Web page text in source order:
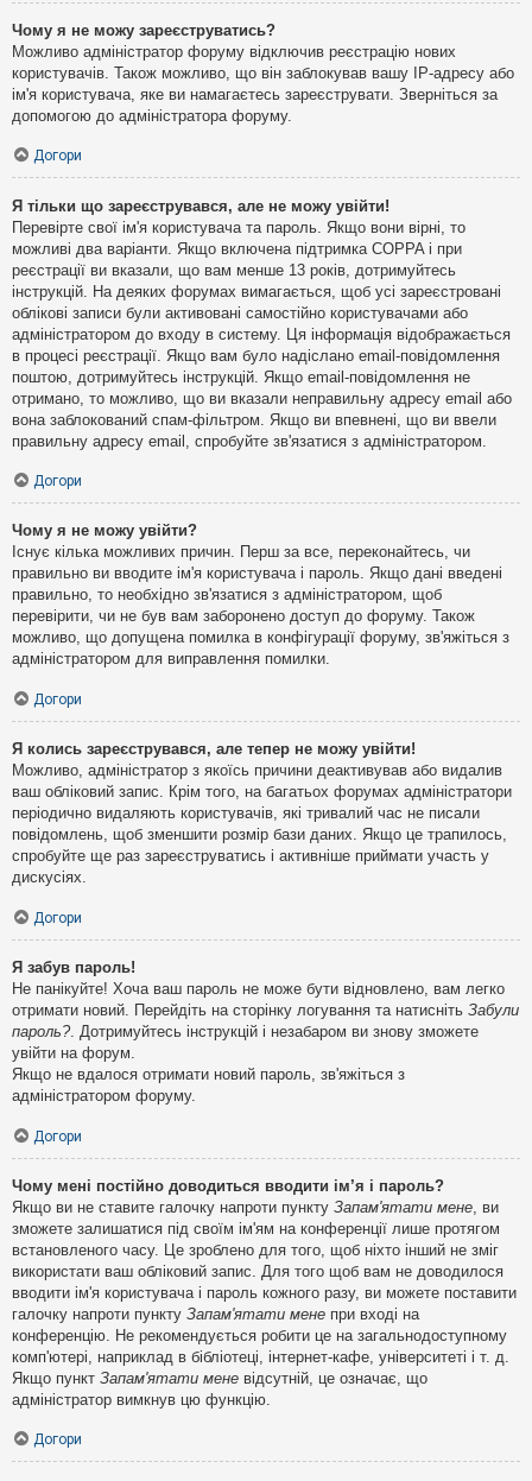
Чому я не можу зареєструватись?
Можливо адміністратор форуму відключив реєстрацію нових
користувачів. Також можливо, що він заблокував вашу IP-адресу або
ім'я користувача, яке ви намагаєтесь зареєструвати. Зверніться за
допомогою до адміністратора форуму.
Догори
Я тільки що зареєструвався, але не можу увійти!
Перевірте свої ім'я користувача та пароль. Якщо вони вірні, то
можливі два варіанти. Якщо включена підтримка COPPA і при
реєстрації ви вказали, що вам менше 13 років, дотримуйтесь
інструкцій. На деяких форумах вимагається, щоб усі зареєстровані
облікові записи були активовані самостійно користувачами або
адміністратором до входу в систему. Ця інформація відображається
в процесі реєстрації. Якщо вам було надіслано email-повідомлення
поштою, дотримуйтесь інструкцій. Якщо email-повідомлення не
отримано, то можливо, що ви вказали неправильну адресу email або
вона заблокований спам-фільтром. Якщо ви впевнені, що ви ввели
правильну адресу email, спробуйте зв'язатися з адміністратором.
Догори
Чому я не можу увійти?
Існує кілька можливих причин. Перш за все, переконайтесь, чи
правильно ви вводите ім'я користувача і пароль. Якщо дані введені
правильно, то необхідно зв'язатися з адміністратором, щоб
перевірити, чи не був вам заборонено доступ до форуму. Також
можливо, що допущена помилка в конфігурації форуму, зв'яжіться з
адміністратором для виправлення помилки.
Догори
Я колись зареєструвався, але тепер не можу увійти!
Можливо, адміністратор з якоїсь причини деактивував або видалив
ваш обліковий запис. Крім того, на багатьох форумах адміністратори
періодично видаляють користувачів, які тривалий час не писали
повідомлень, щоб зменшити розмір бази даних. Якщо це трапилось,
спробуйте ще раз зареєструватись і активніше приймати участь у
дискусіях.
Догори
Я забув пароль!
Не панікуйте! Хоча ваш пароль не може бути відновлено, вам легко
отримати новий. Перейдіть на сторінку логування та натисніть Забули
пароль?. Дотримуйтесь інструкцій і незабаром ви знову зможете
увійти на форум.
Якщо не вдалося отримати новий пароль, зв'яжіться з
адміністратором форуму.
Догори
Чому мені постійно доводиться вводити ім’я і пароль?
Якщо ви не ставите галочку напроти пункту Запам'ятати мене , ви
зможете залишатися під своїм ім'ям на конференції лише протягом
встановленого часу. Це зроблено для того, щоб ніхто інший не зміг
використати ваш обліковий запис. Для того щоб вам не доводилося
вводити ім'я користувача і пароль кожного разу, ви можете поставити
галочку напроти пункту Запам'ятати мене при вході на
конференцію. Не рекомендується робити це на загальнодоступному
комп'ютері, наприклад в бібліотеці, інтернет-кафе, університеті і т. д.
Якщо пункт Запам'ятати мене відсутній, це означає, що
адміністратор вимкнув цю функцію.
Догори